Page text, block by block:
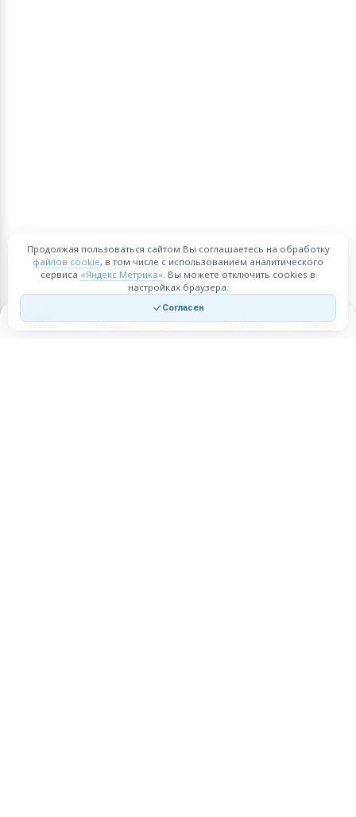
Главная Закладки Корзина Войти
Продолжая пользоваться сайтом Вы соглашаетесь на обработку
файлов cookie, в том числе с использованием аналитического
сервиса «Яндекс Метрика». Вы можете отключить cookies в
настройках браузера.
Согласен